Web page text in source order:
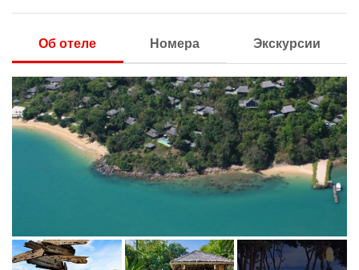
Об отеле Номера Экскурсии